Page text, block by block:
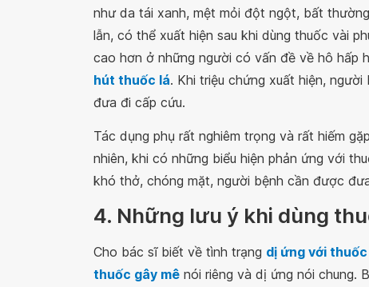
như da tái xanh, mệt mỏi đột ngột, bất
lẫn, có thể xuất hiện sau khi dùng thuốc vài
cao hơn ở những người có vấn đề về hô hấp
hút thuốc lá. Khi triệu chứng xuất hiện,
đưa đi cấp cứu.
Tác dụng phụ rất nghiêm trọng và rất hiếm
nhiên, khi có những biểu hiện phản ứng với
khó thở, chóng mặt, người bệnh cần được
4. Những lưu ý khi dùng
Cho bác sĩ biết về tình trạng dị ứng với thuốc
thuốc gây mê nói riêng và dị ứng nói chung.